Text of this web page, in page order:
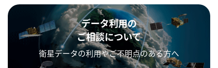
データ利用の
ご相談について
衛星データの利用やご不明点のある方へ